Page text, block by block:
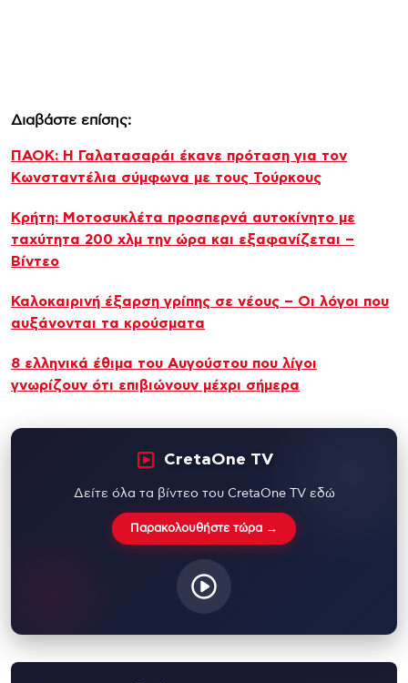
Διαβάστε επίσης:
ΠΑΟΚ: Η Γαλατασαράι έκανε πρόταση για τον
Κωνσταντέλια σύμφωνα με τους Τούρκους
Κρήτη: Μοτοσυκλέτα προσπερνά αυτοκίνητο με
ταχύτητα 200 χλμ την ώρα και εξαφανίζεται –
Βίντεο
Καλοκαιρινή έξαρση γρίπης σε νέους – Οι λόγοι που
αυξάνονται τα κρούσματα
8 ελληνικά έθιμα του Αυγούστου που λίγοι
γνωρίζουν ότι επιβιώνουν μέχρι σήμερα
CretaOne TV
Δείτε όλα τα βίντεο του CretaOne TV εδώ
Παρακολουθήστε τώρα →